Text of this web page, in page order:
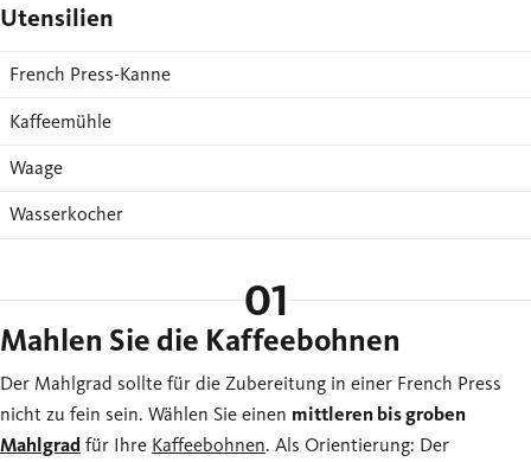
Utensilien
French Press-Kanne
Kaffeemühle
Waage
Wasserkocher
01
Mahlen Sie die Kaffeebohnen
Der Mahlgrad sollte für die Zubereitung in einer French Press
nicht zu fein sein. Wählen Sie einen mittleren bis groben
Mahlgrad für Ihre Kaffeebohnen. Als Orientierung: Der